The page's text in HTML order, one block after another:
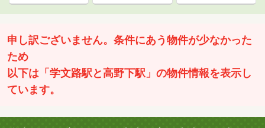
申し訳ございません。条件にあう物件が少なかった
ため
以下は「学文路駅と高野下駅」の物件情報を表示し
ています。